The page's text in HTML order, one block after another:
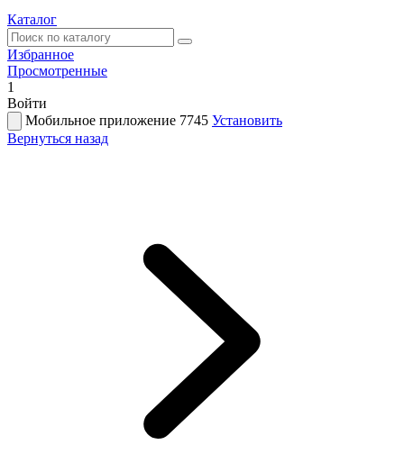
Каталог
Избранное
Просмотренные
1
Войти
Мобильное приложение 7745 Установить
Вернуться назад